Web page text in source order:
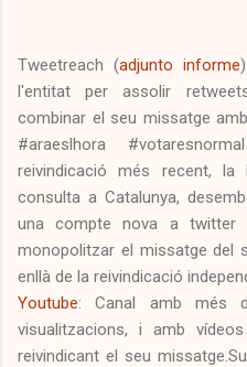
Tweetreach (adjunto informe
l'entitat per assolir
combinar el seu missatge
#araeslhora
reivindicació més recent,
consulta a Catalunya,
una compte nova a twitter
monopolitzar el missatge del
enllà de la reivindicació
Youtube: Canal amb més
visualitzacions, i amb
reivindicant el seu